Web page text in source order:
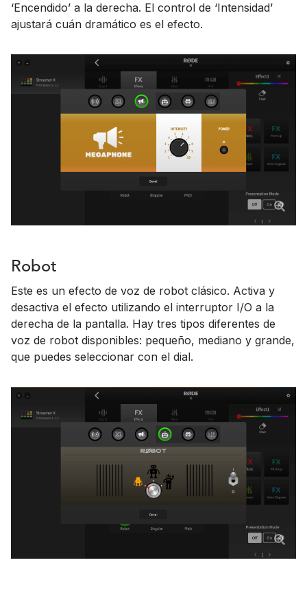
‘Encendido’ a la derecha. El control de ‘Intensidad’
ajustará cuán dramático es el efecto.
Robot
Este es un efecto de voz de robot clásico. Activa y
desactiva el efecto utilizando el interruptor I/O a la
derecha de la pantalla. Hay tres tipos diferentes de
voz de robot disponibles: pequeño, mediano y grande,
que puedes seleccionar con el dial.